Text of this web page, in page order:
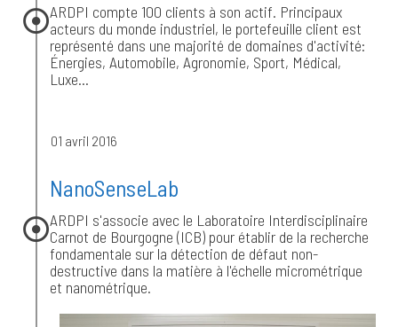
ARDPI compte 100 clients à son actif. Principaux
acteurs du monde industriel, le portefeuille client est
représenté dans une majorité de domaines d'activité:
Énergies, Automobile, Agronomie, Sport, Médical,
Luxe...
01 avril 2016
NanoSenseLab
ARDPI s'associe avec le Laboratoire Interdisciplinaire
Carnot de Bourgogne (ICB) pour établir de la recherche
fondamentale sur la détection de défaut non-
destructive dans la matière à l'échelle micrométrique
et nanométrique.